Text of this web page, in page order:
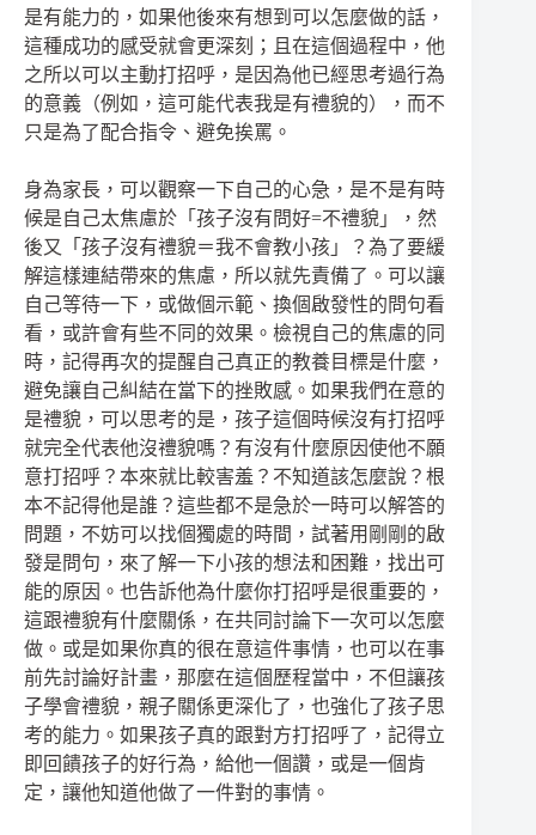
是有能力的，如果他後來有想到可以怎麼做的話，
這種成功的感受就會更深刻；且在這個過程中，他
之所以可以主動打招呼，是因為他已經思考過行為
的意義（例如，這可能代表我是有禮貌的），而不
只是為了配合指令、避免挨罵。
身為家長，可以觀察一下自己的心急，是不是有時
候是自己太焦慮於「孩子沒有問好=不禮貌」，然
後又「孩子沒有禮貌＝我不會教小孩」？為了要緩
解這樣連結帶來的焦慮，所以就先責備了。可以讓
自己等待一下，或做個示範、換個啟發性的問句看
看，或許會有些不同的效果。檢視自己的焦慮的同
時，記得再次的提醒自己真正的教養目標是什麼，
避免讓自己糾結在當下的挫敗感。如果我們在意的
是禮貌，可以思考的是，孩子這個時候沒有打招呼
就完全代表他沒禮貌嗎？有沒有什麼原因使他不願
意打招呼？本來就比較害羞？不知道該怎麼說？根
本不記得他是誰？這些都不是急於一時可以解答的
問題，不妨可以找個獨處的時間，試著用剛剛的啟
發是問句，來了解一下小孩的想法和困難，找出可
能的原因。也告訴他為什麼你打招呼是很重要的，
這跟禮貌有什麼關係，在共同討論下一次可以怎麼
做。或是如果你真的很在意這件事情，也可以在事
前先討論好計畫，那麼在這個歷程當中，不但讓孩
子學會禮貌，親子關係更深化了，也強化了孩子思
考的能力。如果孩子真的跟對方打招呼了，記得立
即回饋孩子的好行為，給他一個讚，或是一個肯
定，讓他知道他做了一件對的事情。